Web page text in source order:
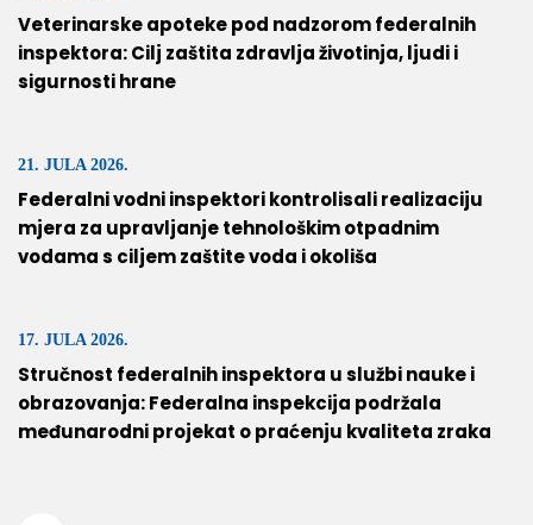
Veterinarske apoteke pod nadzorom federalnih
inspektora: Cilj zaštita zdravlja životinja, ljudi i
sigurnosti hrane
21. JULA 2026.
Federalni vodni inspektori kontrolisali realizaciju
mjera za upravljanje tehnološkim otpadnim
vodama s ciljem zaštite voda i okoliša
17. JULA 2026.
Stručnost federalnih inspektora u službi nauke i
obrazovanja: Federalna inspekcija podržala
međunarodni projekat o praćenju kvaliteta zraka